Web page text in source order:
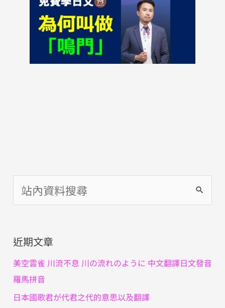
尋
鍵
字
:
近期文章
美空雲雀 川流不息 川の流れのように 中文翻譯日文發音
羅馬拼音
日本國歌君が代君之代的意思以及翻譯